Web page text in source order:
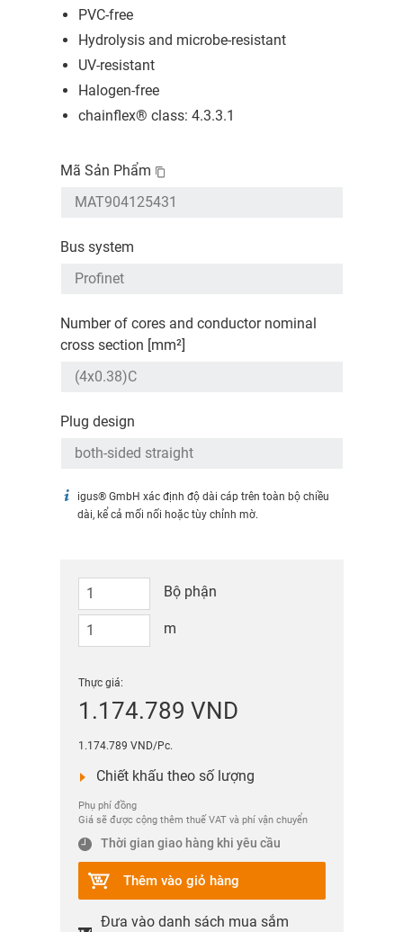
PVC-free
Hydrolysis and microbe-resistant
UV-resistant
Halogen-free
chainflex® class: 4.3.3.1
Mã Sản Phẩm
Bus system
Number of cores and conductor nominal
cross section [mm²]
Plug design
igus® GmbH xác định độ dài cáp trên toàn bộ chiều
dài, kể cả mối nối hoặc tùy chỉnh mờ.
Bộ phận
m
Thực giá:
1.174.789 VND
1.174.789 VND/Pc.
Chiết khấu theo số lượng
Phụ phí đồng
Giá sẽ được cộng thêm thuế VAT và phí vận chuyển
Thời gian giao hàng khi yêu cầu
Thêm vào giỏ hàng
Đưa vào danh sách mua sắm